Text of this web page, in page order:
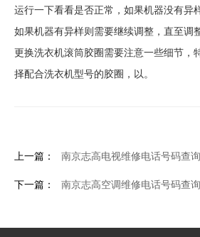
运行一下看看是否正常，如果机器没有异
如果机器有异样则需要继续调整，直至调
更换洗衣机滚筒胶圈需要注意一些细节，
择配合洗衣机型号的胶圈，以。
上一篇： 南京志高电视维修电话号码查询中-国产
下一篇： 南京志高空调维修电话号码查询=